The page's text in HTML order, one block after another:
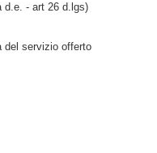
d.e. - art 26 d.lgs)
del servizio offerto